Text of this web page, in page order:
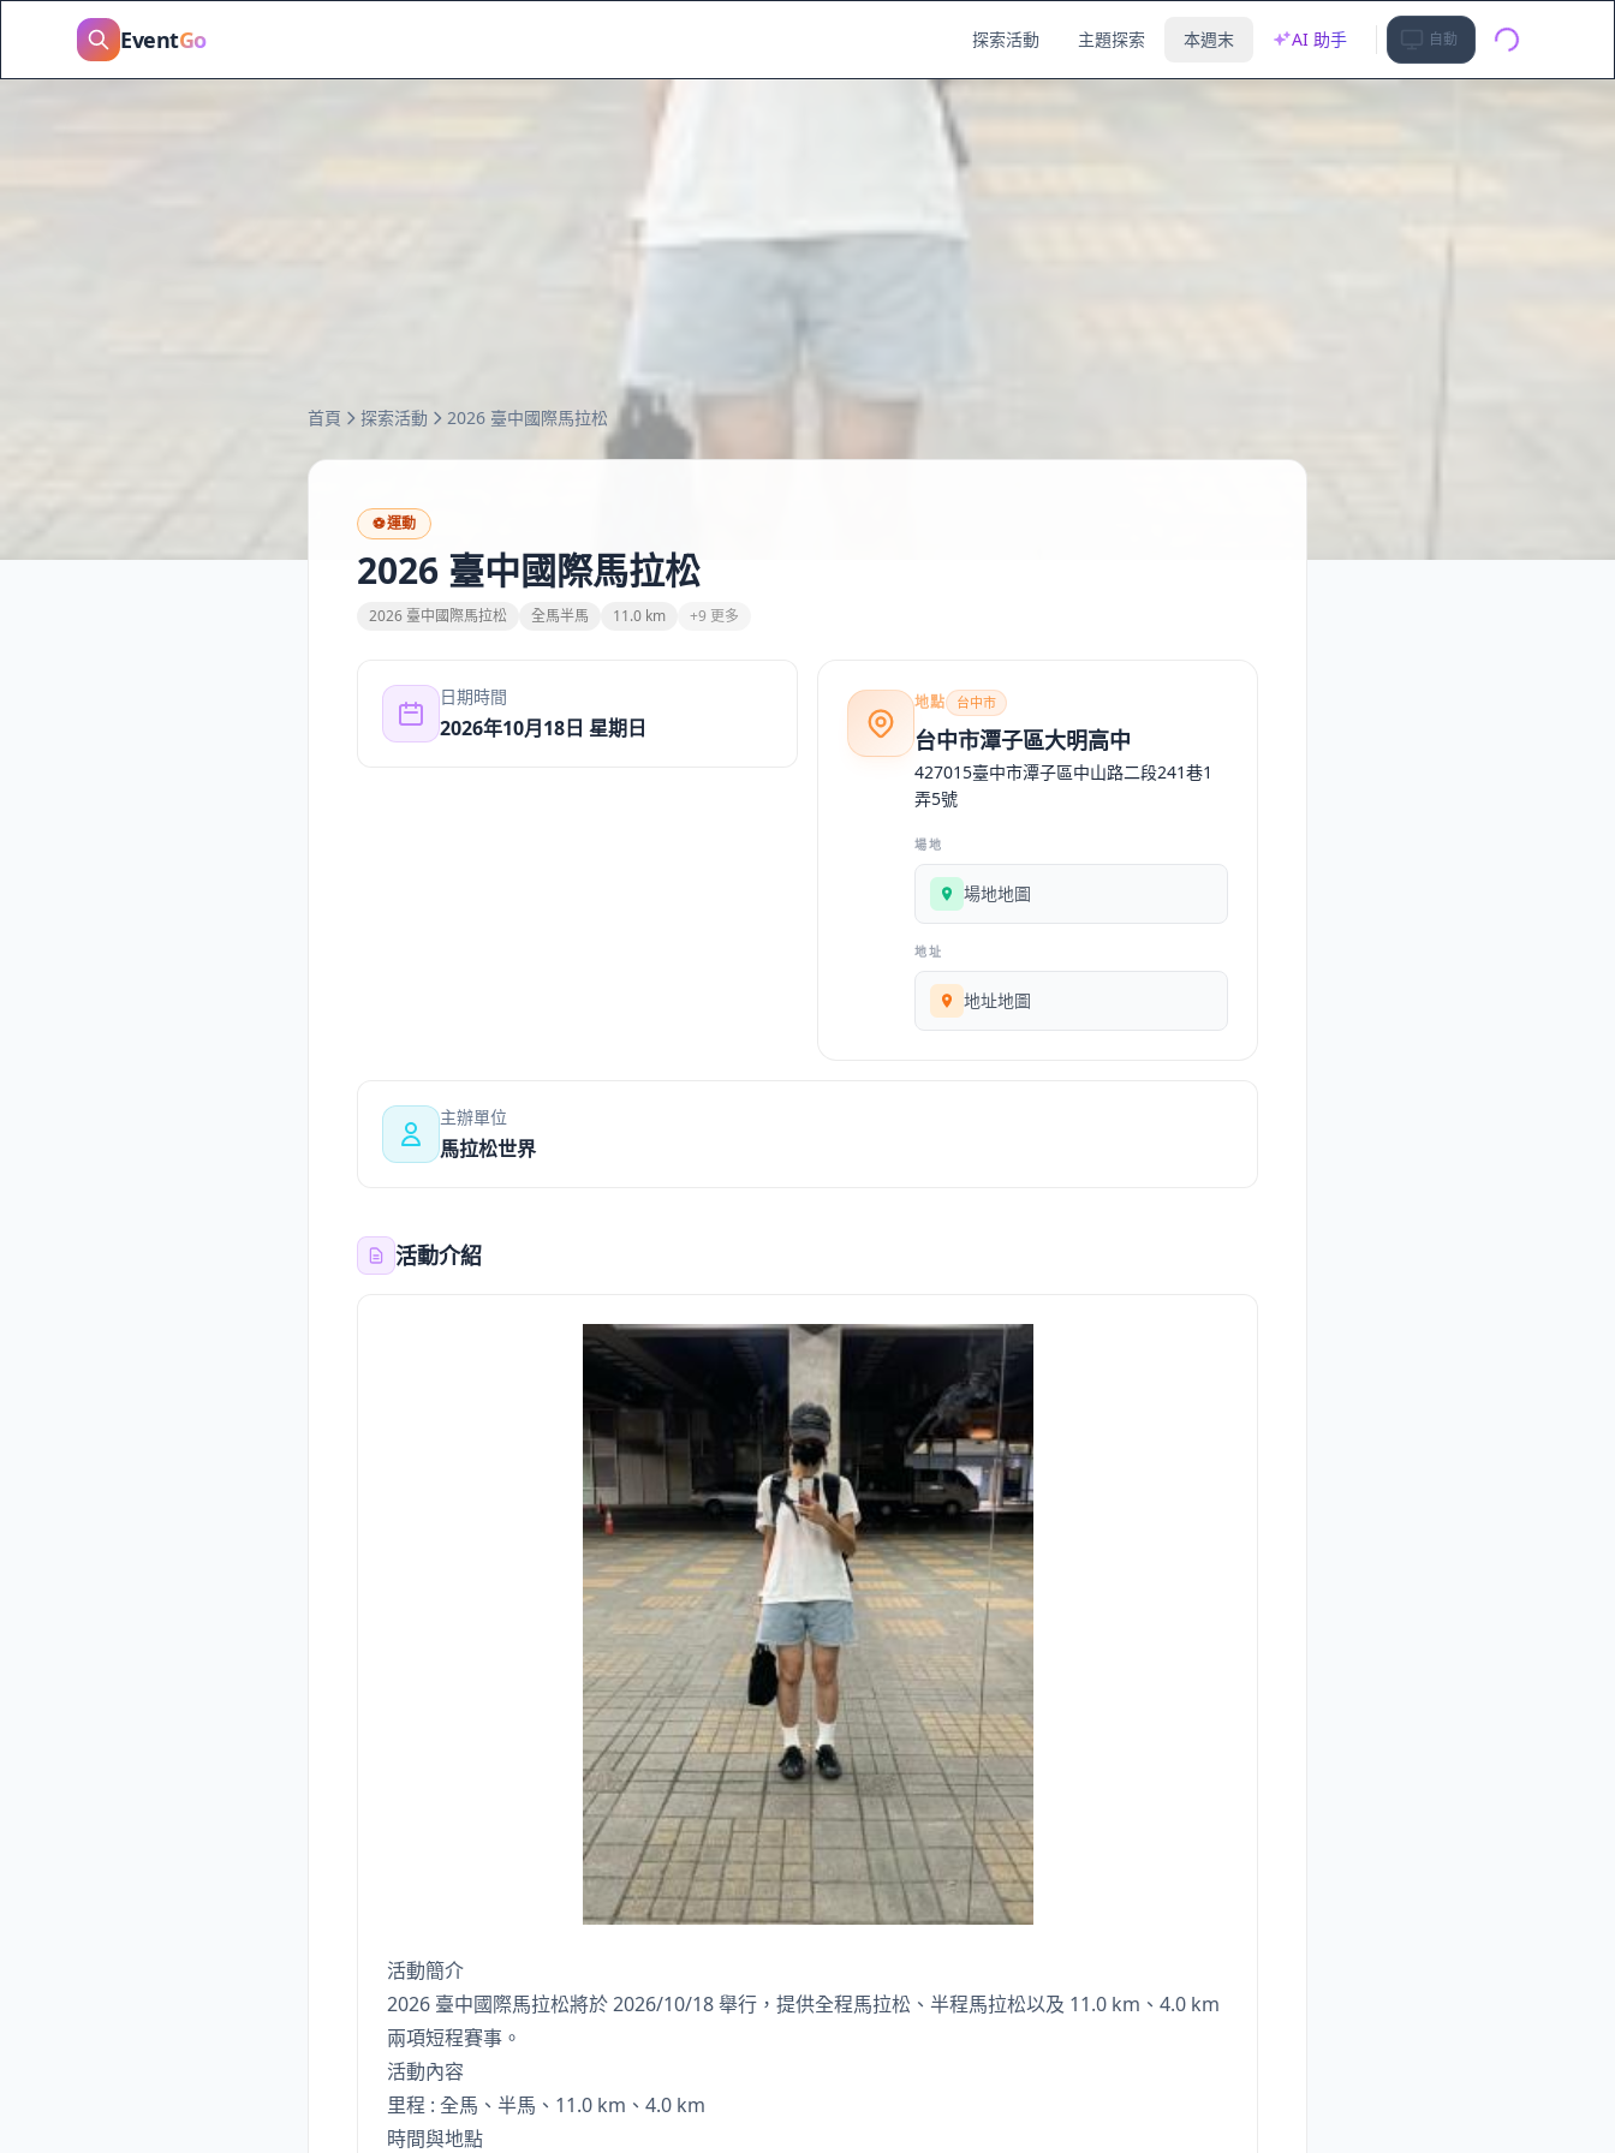
EventGo 探索活動 主題探索 本週末 AI 助手 自動
首頁 探索活動 2026 臺中國際馬拉松
⚽運動
2026 臺中國際馬拉松
2026 臺中國際馬拉松 全馬半馬 11.0 km +9 更多
日期時間
2026年10月18日 星期日
地點 台中市
台中市潭子區大明高中
427015臺中市潭子區中山路二段241巷1
弄5號
場地
場地地圖
地址
地址地圖
主辦單位
馬拉松世界
活動介紹
活動簡介
2026 臺中國際馬拉松將於 2026/10/18 舉行，提供全程馬拉松、半程馬拉松以及 11.0 km、4.0 km
兩項短程賽事。
活動內容
里程 : 全馬、半馬、11.0 km、4.0 km
時間與地點